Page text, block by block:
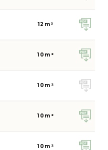
12 m²
10 m²
10 m²
10 m²
10 m²